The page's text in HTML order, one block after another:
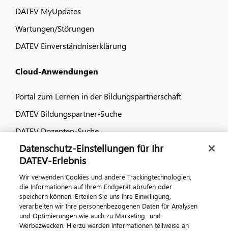
DATEV MyUpdates
Wartungen/Störungen
DATEV Einverständniserklärung
Cloud-Anwendungen
Portal zum Lernen in der Bildungspartnerschaft
DATEV Bildungspartner-Suche
DATEV Dozenten-Suche
Dialog & Medien
Veranstaltungen
DATEV magazin
DATEV-Community
Datenschutz-Einstellungen für Ihr
DATEV-Erlebnis
Wir verwenden Cookies und andere Trackingtechnologien,
die Informationen auf Ihrem Endgerät abrufen oder
speichern können. Erteilen Sie uns Ihre Einwilligung,
verarbeiten wir Ihre personenbezogenen Daten für Analysen
und Optimierungen wie auch zu Marketing- und
Werbezwecken. Hierzu werden Informationen teilweise an